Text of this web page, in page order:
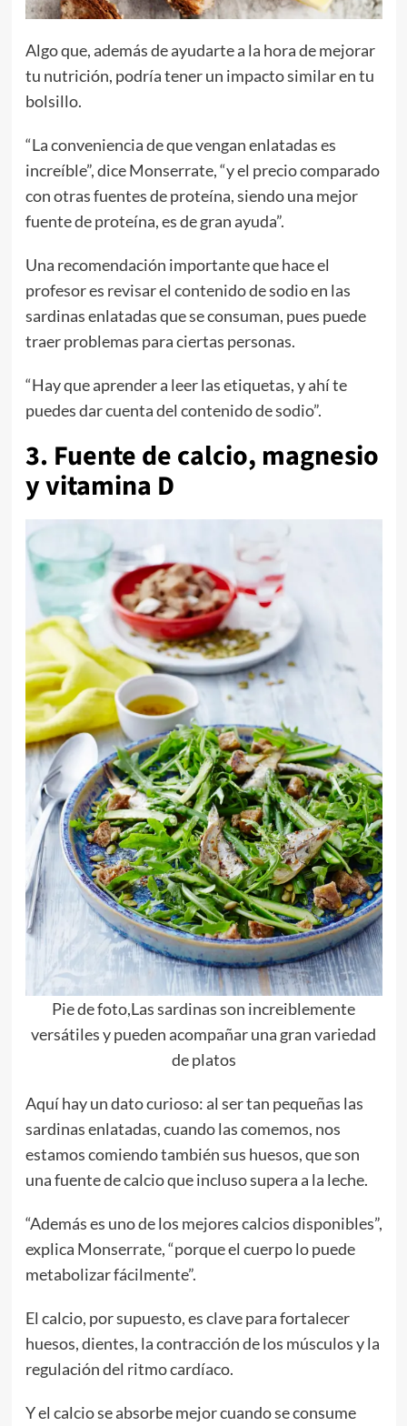
Algo que, además de ayudarte a la hora de mejorar
tu nutrición, podría tener un impacto similar en tu
bolsillo.
“La conveniencia de que vengan enlatadas es
increíble”, dice Monserrate, “y el precio comparado
con otras fuentes de proteína, siendo una mejor
fuente de proteína, es de gran ayuda”.
Una recomendación importante que hace el
profesor es revisar el contenido de sodio en las
sardinas enlatadas que se consuman, pues puede
traer problemas para ciertas personas.
“Hay que aprender a leer las etiquetas, y ahí te
puedes dar cuenta del contenido de sodio”.
3. Fuente de calcio, magnesio
y vitamina D
Pie de foto,Las sardinas son increiblemente
versátiles y pueden acompañar una gran variedad
de platos
Aquí hay un dato curioso: al ser tan pequeñas las
sardinas enlatadas, cuando las comemos, nos
estamos comiendo también sus huesos, que son
una fuente de calcio que incluso supera a la leche.
“Además es uno de los mejores calcios disponibles”,
explica Monserrate, “porque el cuerpo lo puede
metabolizar fácilmente”.
El calcio, por supuesto, es clave para fortalecer
huesos, dientes, la contracción de los músculos y la
regulación del ritmo cardíaco.
Y el calcio se absorbe mejor cuando se consume